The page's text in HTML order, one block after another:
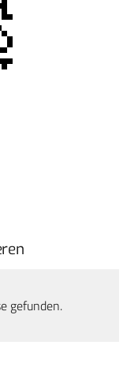
gefunden.